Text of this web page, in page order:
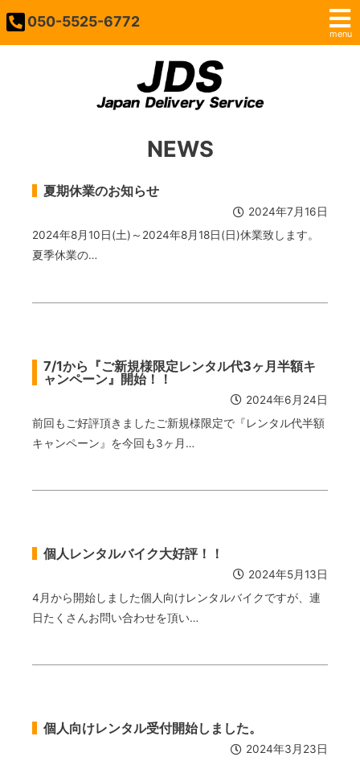
menu
050-5525-6772
NEWS
夏期休業のお知らせ
2024年7月16日
2024年8月10日(土)～2024年8月18日(日)休業致します。
夏季休業の…
7/1から『ご新規様限定レンタル代3ヶ月半額キ
ャンペーン』開始！！
2024年6月24日
前回もご好評頂きましたご新規様限定で『レンタル代半額
キャンペーン』を今回も3ヶ月…
個人レンタルバイク大好評！！
2024年5月13日
4月から開始しました個人向けレンタルバイクですが、連
日たくさんお問い合わせを頂い…
個人向けレンタル受付開始しました。
2024年3月23日